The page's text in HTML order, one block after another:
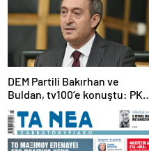
DEM Partili Bakırhan ve
Buldan, tv100’e konuştu: PKK
ne zaman kendini feshedecek